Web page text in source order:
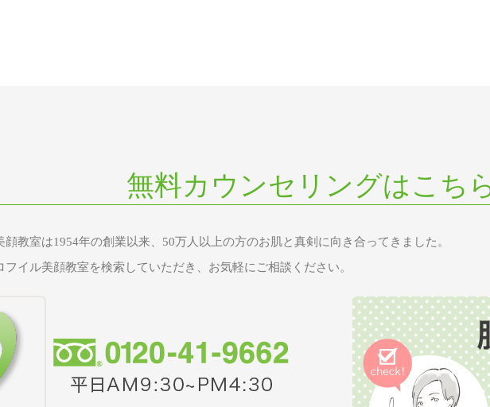
無料カウンセリングはこち
顔教室は1954年の創業以来、50万人以上の方のお肌と真剣に向き合ってきました。
フイル美顔教室を検索していただき、お気軽にご相談ください。